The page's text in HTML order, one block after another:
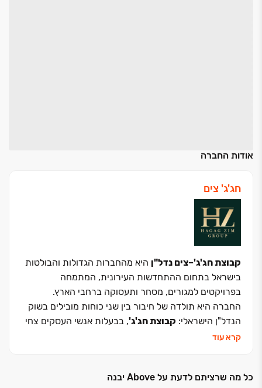
אודות החברה
חג'ג' צים
קבוצת חג'ג'–צים נדל"ן היא מהחברות הגדולות והבולטות
בישראל בתחום ההתחדשות העירונית, המתמחה
בפרויקטים למגורים, מסחר ותעסוקה ברחבי הארץ.
החברה היא תולדה של חיבור בין שני כוחות מובילים בשוק
הנדל"ן הישראלי: קבוצת חג'ג', בבעלות אנשי העסקים צחי
ועידו חג'ג', ו
יצירת פרויקטים מדויקים, איכותיים ובלתי מתפשרים –
קרא עוד
כל מה שרציתם לדעת על Above יבנה